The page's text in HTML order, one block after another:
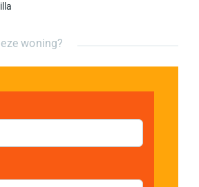
woning?